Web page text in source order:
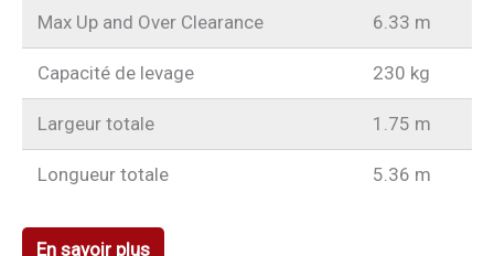
Max Up and Over Clearance 6.33 m
Capacité de levage 230 kg
Largeur totale 1.75 m
Longueur totale 5.36 m
En savoir plus